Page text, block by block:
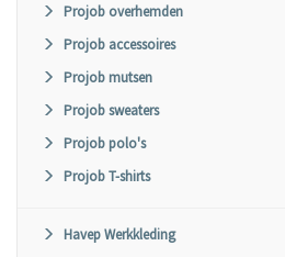
Projob overhemden
Projob accessoires
Projob mutsen
Projob sweaters
Projob polo's
Projob T-shirts
Havep Werkkleding